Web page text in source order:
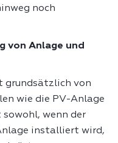
noch
von Anlage und
grundsätzlich von
wie die PV-Anlage
wenn der
installiert wird,